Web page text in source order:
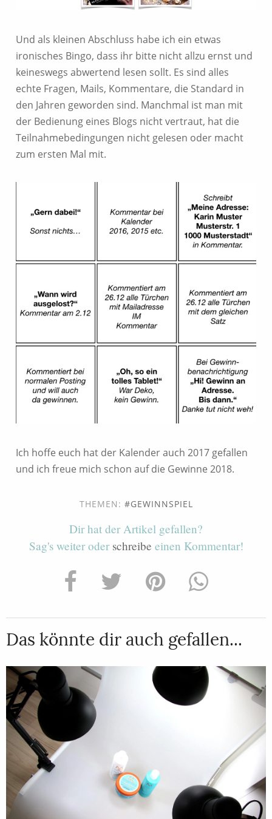
Und als kleinen Abschluss habe ich ein etwas
ironisches Bingo, dass ihr bitte nicht allzu ernst und
keineswegs abwertend lesen sollt. Es sind alles
echte Fragen, Mails, Kommentare, die Standard in
den Jahren geworden sind. Manchmal ist man mit
der Bedienung eines Blogs nicht vertraut, hat die
Teilnahmebedingungen nicht gelesen oder macht
zum ersten Mal mit.
Ich hoffe euch hat der Kalender auch 2017 gefallen
und ich freue mich schon auf die Gewinne 2018.
THEMEN: GEWINNSPIEL
Dir hat der Artikel gefallen?
Sag's weiter oder schreibe einen Kommentar!
Das könnte dir auch gefallen...